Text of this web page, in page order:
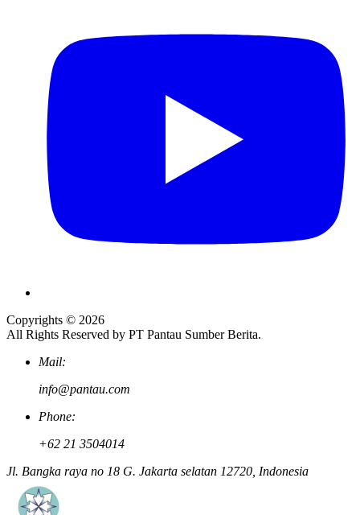
Copyrights © 2026
All Rights Reserved by PT Pantau Sumber Berita.
Mail:
info@pantau.com
Phone:
+62 21 3504014
Jl. Bangka raya no 18 G. Jakarta selatan 12720, Indonesia